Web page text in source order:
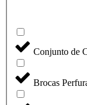
Conjunto de
Brocas